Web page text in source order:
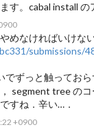
す。cabal install
めなければいけな
submissions/
でずっと触ってお
segment tree の
すね．辛い…．
+0900